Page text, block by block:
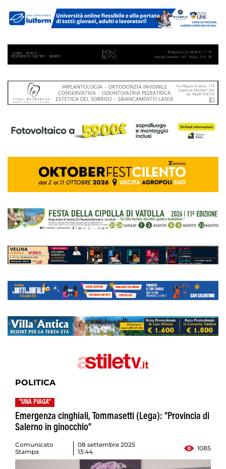
POLITICA
"UNA PIAGA"
Emergenza cinghiali, Tommasetti (Lega): “Provincia di
Salerno in ginocchio”
Comunicato
Stampa
08 settembre 2025
13:44
1085